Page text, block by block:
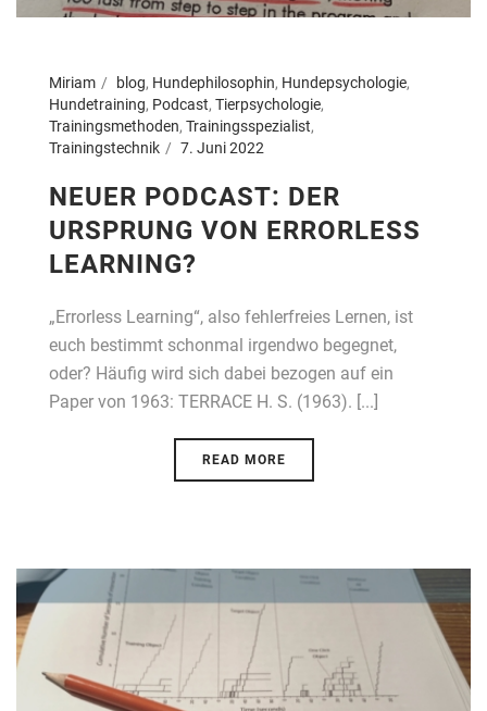
Miriam blog, Hundephilosophin, Hundepsychologie,
Hundetraining, Podcast, Tierpsychologie,
Trainingsmethoden, Trainingsspezialist,
Trainingstechnik
7. Juni 2022
NEUER PODCAST: DER
URSPRUNG VON ERRORLESS
LEARNING?
„Errorless Learning“, also fehlerfreies Lernen, ist
euch bestimmt schonmal irgendwo begegnet,
oder? Häufig wird sich dabei bezogen auf ein
Paper von 1963: TERRACE H. S. (1963). [...]
READ MORE